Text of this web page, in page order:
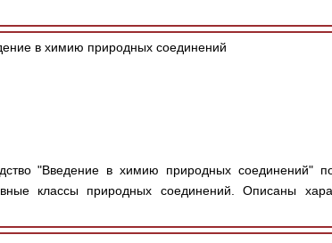
в химию природных соединений
"Введение в химию природных соединений"
классы природных соединений. Описаны